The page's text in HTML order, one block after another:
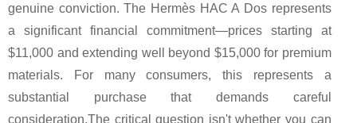
genuine conviction. The Hermès HAC A Dos represents
a significant financial commitment—prices starting at
$11,000 and extending well beyond $15,000 for premium
materials. For many consumers, this represents a
substantial purchase that demands careful
consideration.The critical question isn't whether you can